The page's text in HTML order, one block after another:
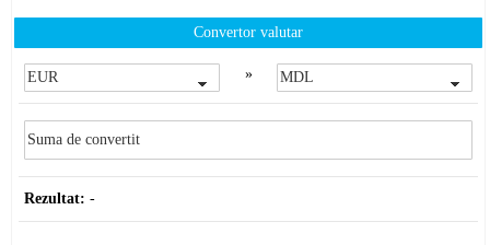
Convertor valutar
»
Rezultat: -